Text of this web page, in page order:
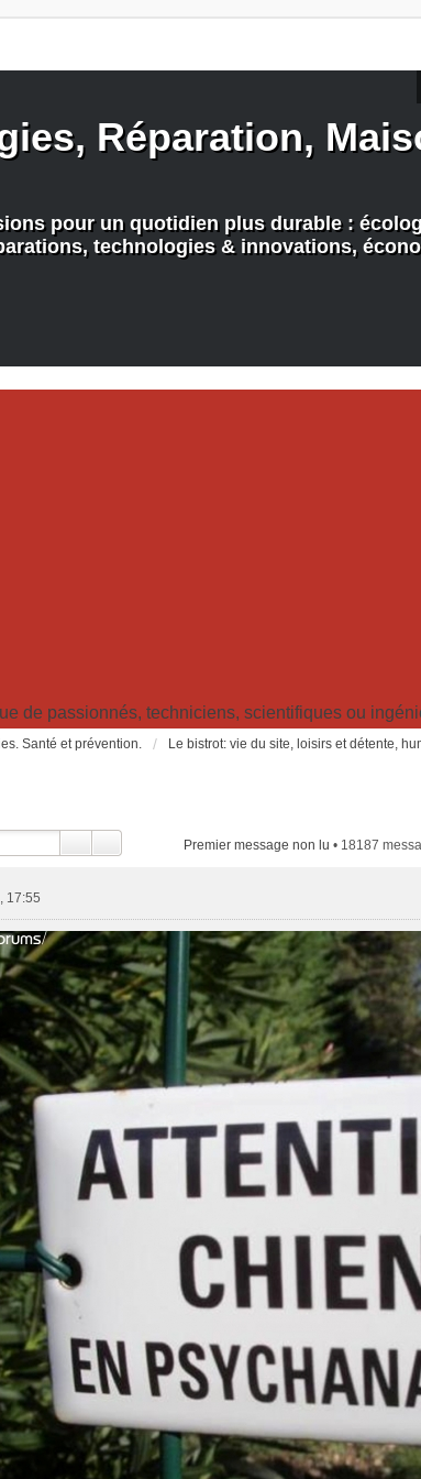
Réparation,
pour un quotidien plus durable :
technologies & innovations,
de passionnés, techniciens, scientifiques ou
Santé et prévention. Le bistrot: vie du site, loisirs et détente,
Premier message non lu • 18187
17:55